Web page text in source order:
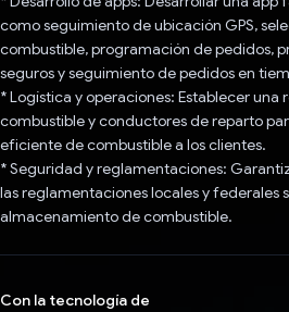
como seguimiento de ubicación GPS,
combustible, programación de pedidos,
seguros y seguimiento de pedidos en
* Logística y operaciones: Establecer una
combustible y conductores de reparto
eficiente de combustible a los clientes.
* Seguridad y reglamentaciones:
las reglamentaciones locales y federales
almacenamiento de combustible.
Con la tecnología de